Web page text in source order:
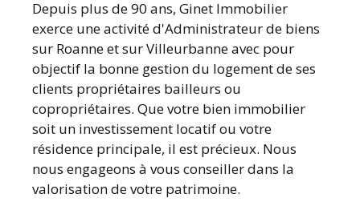
Depuis plus de 90 ans, Ginet Immobilier
exerce une activité d'Administrateur de biens
sur Roanne et sur Villeurbanne avec pour
objectif la bonne gestion du logement de ses
clients propriétaires bailleurs ou
copropriétaires. Que votre bien immobilier
soit un investissement locatif ou votre
résidence principale, il est précieux. Nous
nous engageons à vous conseiller dans la
valorisation de votre patrimoine.